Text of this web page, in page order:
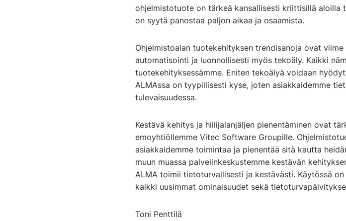
ohjelmistotuote on tärkeä kansallisesti kriittisillä aloilla
on syytä panostaa paljon aikaa ja osaamista.
Ohjelmistoalan tuotekehityksen trendisanoja ovat
automatisointi ja luonnollisesti myös tekoäly. Kaikki
tuotekehityksessämme. Eniten tekoälyä voidaan
ALMAssa on tyypillisesti kyse, joten asiakkaidemme
tulevaisuudessa.
Kestävä kehitys ja hiilijalanjäljen pienentäminen ovat
emoyhtiöllemme Vitec Software Groupille.
asiakkaidemme toimintaa ja pienentää sitä kautta
muun muassa palvelinkeskustemme kestävän
ALMA toimii tietoturvallisesti ja kestävästi. Käytössä
kaikki uusimmat ominaisuudet sekä
Toni Penttilä